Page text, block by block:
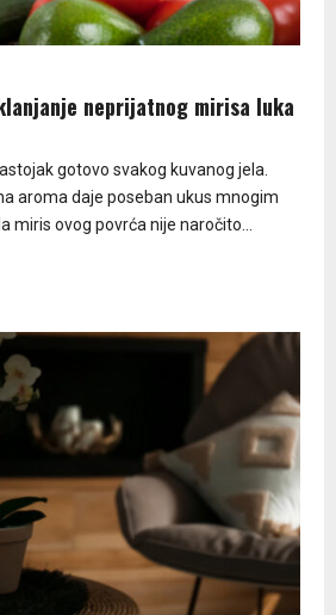
neprijatnog mirisa luka
gotovo svakog kuvanog jela.
aroma daje poseban ukus mnogim
miris ovog povrća nije naročito...